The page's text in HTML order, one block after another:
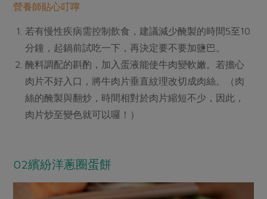
營養師貼心叮嚀
若有慢性疾病需控制飲食，建議減少醃製的時間5至10
分鐘，起鍋前試吃一下，再決定要不要加鹽巴。
醃料調配的斟酌，加入蛋液能使牛肉變軟嫩。若擔心
肉片不好入口，將牛肉片垂直紋理改切成肉絲。（肉
絲的醃製與翻炒，時間相對於肉片縮短不少，因此，
肉片炒至變色就可以囉！）
02繽紛洋蔥圈蛋餅